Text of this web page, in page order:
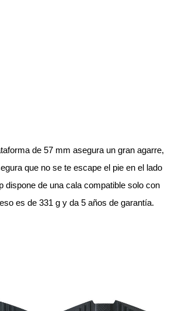
de 57 mm asegura un gran agarre,
que no se te escape el pie en el lado
dispone de una cala compatible solo con
es de 331 g y da 5 años de garantía.